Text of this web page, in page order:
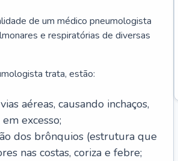
de um médico pneumologista
e respiratórias de diversas
trata, estão:
aéreas, causando inchaços,
excesso;
dos brônquios (estrutura que
nas costas, coriza e febre;